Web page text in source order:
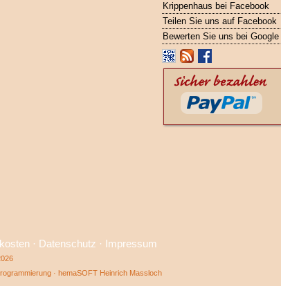
Krippenhaus bei Facebook
Teilen Sie uns auf Facebook
Bewerten Sie uns bei Google
· Datenschutz · Impressum
· hemaSOFT Heinrich Massloch